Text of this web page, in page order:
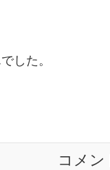
した。
コメン